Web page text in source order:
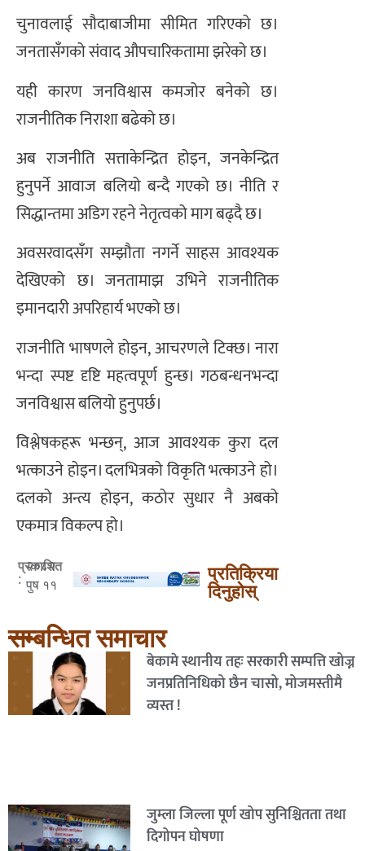
चुनावलाई सौदाबाजीमा सीमित गरिएको छ।
जनतासँगको संवाद औपचारिकतामा झरेको छ।
यही कारण जनविश्वास कमजोर बनेको छ।
राजनीतिक निराशा बढेको छ।
अब राजनीति सत्ताकेन्द्रित होइन, जनकेन्द्रित
हुनुपर्ने आवाज बलियो बन्दै गएको छ। नीति र
सिद्धान्तमा अडिग रहने नेतृत्वको माग बढ्दै छ।
अवसरवादसँग सम्झौता नगर्ने साहस आवश्यक
देखिएको छ। जनतामाझ उभिने राजनीतिक
इमानदारी अपरिहार्य भएको छ।
राजनीति भाषणले होइन, आचरणले टिक्छ। नारा
भन्दा स्पष्ट दृष्टि महत्वपूर्ण हुन्छ। गठबन्धनभन्दा
जनविश्वास बलियो हुनुपर्छ।
विश्लेषकहरू भन्छन्, आज आवश्यक कुरा दल
भत्काउने होइन। दलभित्रको विकृति भत्काउने हो।
दलको अन्त्य होइन, कठोर सुधार नै अबको
एकमात्र विकल्प हो।
प्रकाशित
:
२०८२
पुष ११
प्रतिक्रिया
दिनुहोस्
सम्बन्धित समाचार
बेकामे स्थानीय तहः सरकारी सम्पत्ति खोज्न
जनप्रतिनिधिको छैन चासो, मोजमस्तीमै
व्यस्त !
जुम्ला जिल्ला पूर्ण खोप सुनिश्चितता तथा
दिगोपन घोषणा